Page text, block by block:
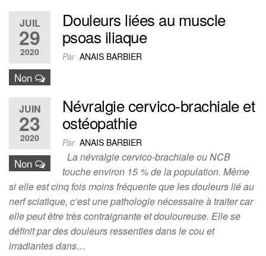
JUIL
29
2020
Non
Douleurs liées au muscle
psoas iliaque
Par ANAIS BARBIER
JUIN
23
2020
Non
Névralgie cervico-brachiale et
ostéopathie
Par ANAIS BARBIER
La névralgie cervico-brachiale ou NCB
touche environ 15 % de la population. Même
si elle est cinq fois moins fréquente que les douleurs lié au
nerf sciatique, c’est une pathologie nécessaire à traiter car
elle peut être très contraignante et douloureuse. Elle se
définit par des douleurs ressenties dans le cou et
irradiantes dans…